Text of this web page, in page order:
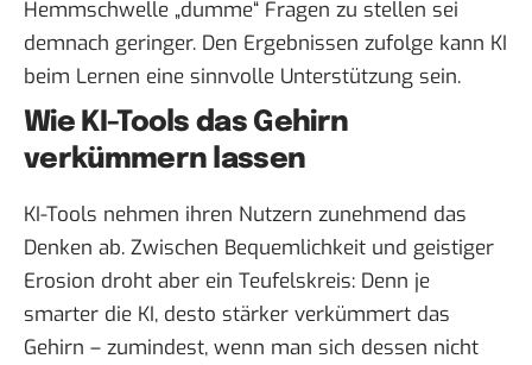
Hemmschwelle „dumme“ Fragen zu stellen sei
demnach geringer. Den Ergebnissen zufolge kann KI
beim Lernen eine sinnvolle Unterstützung sein.
Wie KI-Tools das Gehirn
verkümmern lassen
KI-Tools nehmen ihren Nutzern zunehmend das
Denken ab. Zwischen Bequemlichkeit und geistiger
Erosion droht aber ein Teufelskreis: Denn je
smarter die KI, desto stärker verkümmert das
Gehirn – zumindest, wenn man sich dessen nicht